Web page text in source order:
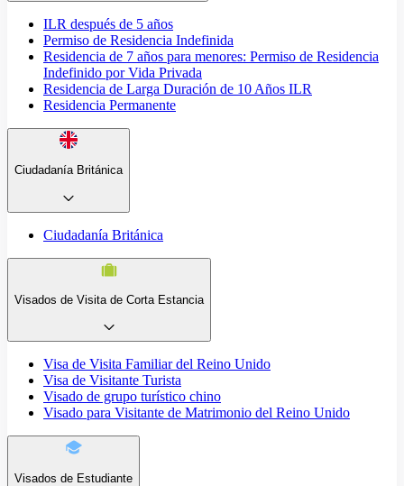
ILR después de 5 años
Permiso de Residencia Indefinida
Residencia de 7 años para menores: Permiso de Residencia
Indefinido por Vida Privada
Residencia de Larga Duración de 10 Años ILR
Residencia Permanente
Ciudadanía Británica
Ciudadanía Británica
Visados de Visita de Corta Estancia
Visa de Visita Familiar del Reino Unido
Visa de Visitante Turista
Visado de grupo turístico chino
Visado para Visitante de Matrimonio del Reino Unido
Visados de Estudiante